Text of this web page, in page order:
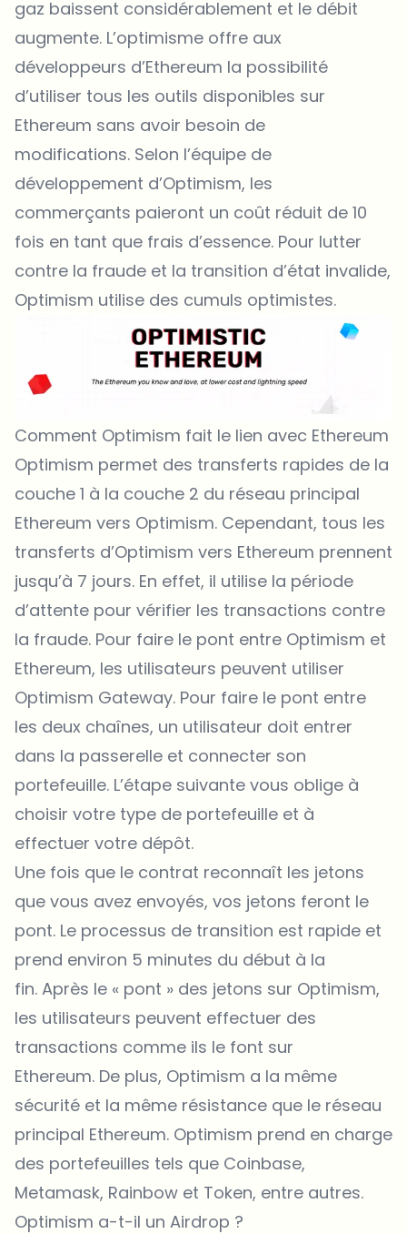
gaz baissent considérablement et le débit
augmente. L’optimisme offre aux
développeurs d’Ethereum la possibilité
d’utiliser tous les outils disponibles sur
Ethereum sans avoir besoin de
modifications. Selon l’équipe de
développement d’Optimism, les
commerçants paieront un coût réduit de 10
fois en tant que frais d’essence. Pour lutter
contre la fraude et la transition d’état invalide,
Optimism utilise des cumuls optimistes.
Comment Optimism fait le lien avec Ethereum
Optimism permet des transferts rapides de la
couche 1 à la couche 2 du réseau principal
Ethereum vers Optimism. Cependant, tous les
transferts d’Optimism vers Ethereum prennent
jusqu’à 7 jours. En effet, il utilise la période
d’attente pour vérifier les transactions contre
la fraude. Pour faire le pont entre Optimism et
Ethereum, les utilisateurs peuvent utiliser
Optimism Gateway. Pour faire le pont entre
les deux chaînes, un utilisateur doit entrer
dans la passerelle et connecter son
portefeuille. L’étape suivante vous oblige à
choisir votre type de portefeuille et à
effectuer votre dépôt.
Une fois que le contrat reconnaît les jetons
que vous avez envoyés, vos jetons feront le
pont. Le processus de transition est rapide et
prend environ 5 minutes du début à la
fin. Après le « pont » des jetons sur Optimism,
les utilisateurs peuvent effectuer des
transactions comme ils le font sur
Ethereum. De plus, Optimism a la même
sécurité et la même résistance que le réseau
principal Ethereum. Optimism prend en charge
des portefeuilles tels que Coinbase,
Metamask, Rainbow et Token, entre autres.
Optimism a-t-il un Airdrop ?